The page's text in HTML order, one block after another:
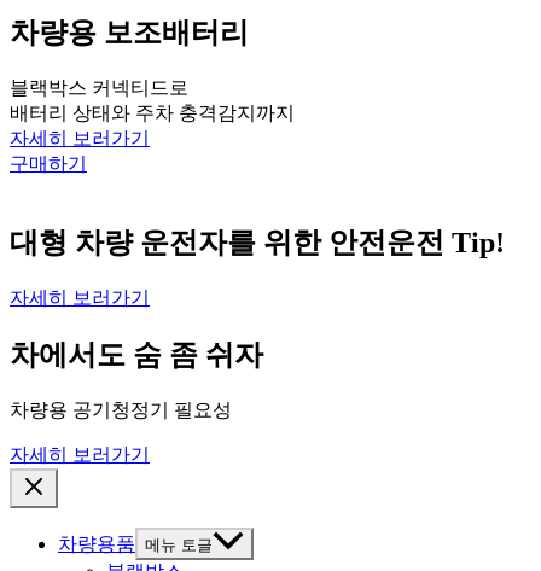
차량용 보조배터리
블랙박스 커넥티드로
배터리 상태와 주차 충격감지까지
자세히 보러가기
구매하기
대형 차량 운전자를 위한 안전운전 Tip!
자세히 보러가기
차에서도 숨 좀 쉬자
차량용 공기청정기 필요성
자세히 보러가기
차량용품 메뉴 토글